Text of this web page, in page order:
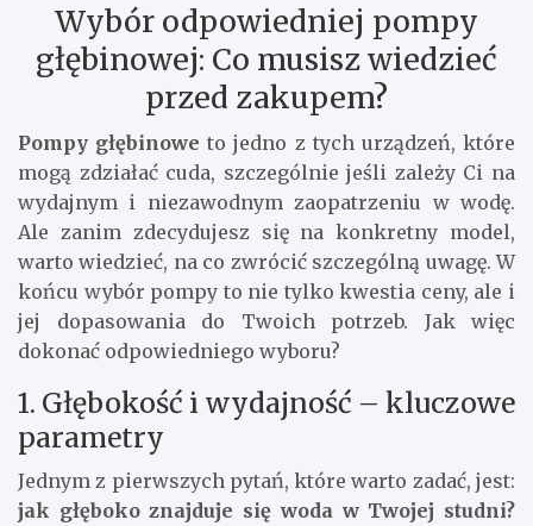
Wybór odpowiedniej pompy
głębinowej: Co musisz wiedzieć
przed zakupem?
Pompy głębinowe to jedno z tych urządzeń, które
mogą zdziałać cuda, szczególnie jeśli zależy Ci na
wydajnym i niezawodnym zaopatrzeniu w wodę.
Ale zanim zdecydujesz się na konkretny model,
warto wiedzieć, na co zwrócić szczególną uwagę. W
końcu wybór pompy to nie tylko kwestia ceny, ale i
jej dopasowania do Twoich potrzeb. Jak więc
dokonać odpowiedniego wyboru?
1. Głębokość i wydajność – kluczowe
parametry
Jednym z pierwszych pytań, które warto zadać, jest:
jak głęboko znajduje się woda w Twojej studni?